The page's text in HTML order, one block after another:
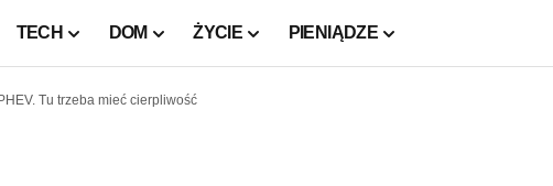
TECH DOM ŻYCIE PIENIĄDZE
Tu trzeba mieć cierpliwość